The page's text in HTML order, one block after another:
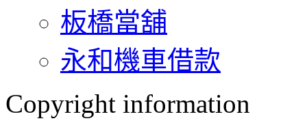
板橋當舖
永和機車借款
Copyright information